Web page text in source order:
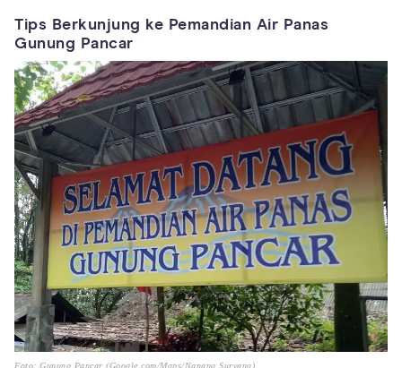
Tips Berkunjung ke Pemandian Air Panas
Gunung Pancar
Foto: Gunung Pancar (Google.com/Maps/Nanang Suryana)